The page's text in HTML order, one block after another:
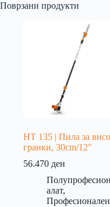
Поврзани продукти
HT 135 | Пила за
гранки, 30cm/12″
56.470 ден
алат,
Професионален